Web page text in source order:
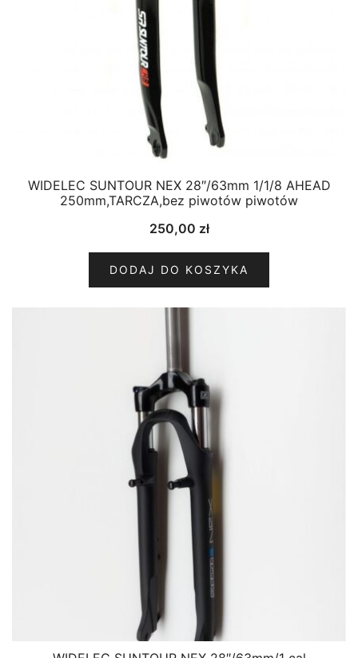
WIDELEC SUNTOUR NEX 28″/63mm 1/1/8 AHEAD
250mm,TARCZA,bez piwotów piwotów
250,00 zł
DODAJ DO KOSZYKA